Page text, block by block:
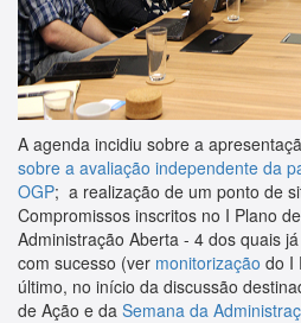
A agenda incidiu sobre a
sobre a avaliação independente da
OGP; a realização de um ponto de
Compromissos inscritos no I Plano
Administração Aberta - 4 dos quais
com sucesso (ver monitorização do I
último, no início da discussão
de Ação e da Semana da